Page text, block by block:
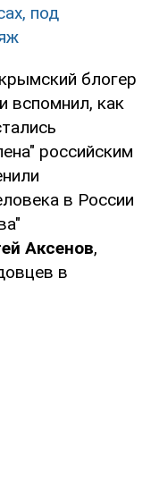
под
блогер
вспомнил, как
российским
в России
Аксенов,
в